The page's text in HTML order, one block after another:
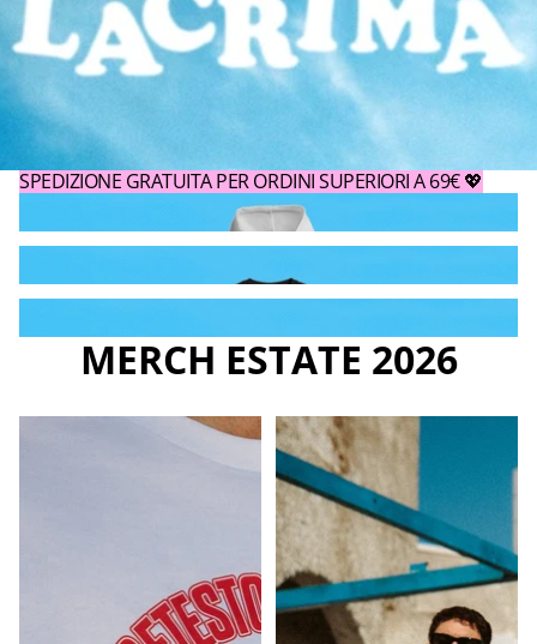
SPEDIZIONE GRATUITA PER ORDINI SUPERIORI A 69€ 💖
MERCH ESTATE 2026